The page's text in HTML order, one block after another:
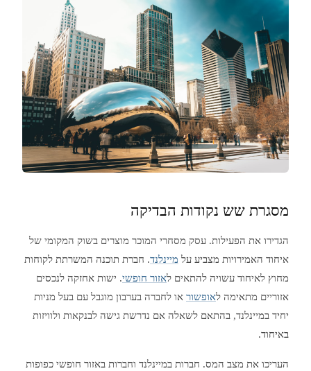
מסגרת שש נקודות הבדיקה
הגדירו את הפעילות. עסק מסחרי המוכר מוצרים בשוק המקומי של
איחוד האמירויות מצביע על מיינלנד. חברת תוכנה המשרתת לקוחות
מחוץ לאיחוד עשויה להתאים לאזור חופשי. ישות אחזקה לנכסים
אזוריים מתאימה לאופשור או לחברה בערבון מוגבל עם בעל מניות
יחיד במיינלנד, בהתאם לשאלה אם נדרשת גישה לבנקאות ולוויזות
באיחוד.
העריכו את מצב המס. חברות במיינלנד וחברות באזור חופשי כפופות